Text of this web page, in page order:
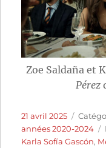
Zoe Saldaña et
Pérez
Publié
le
21 avril 2025
années 2020-2024
Karla Sofía Gascón,